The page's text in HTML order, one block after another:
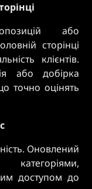
або
сторінці
клієнтів.
або добірка
точно оцінять
Оновлений
доступом до